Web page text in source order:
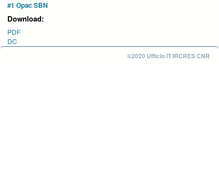
#1 Opac SBN
Download:
PDF
DC
©2020 Ufficio IT IRCRES CNR